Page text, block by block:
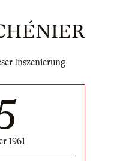
Inszenierung
1961